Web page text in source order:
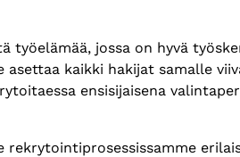
työelämää, jossa on hyvä
kaikki hakijat samalle
ensisijaisena